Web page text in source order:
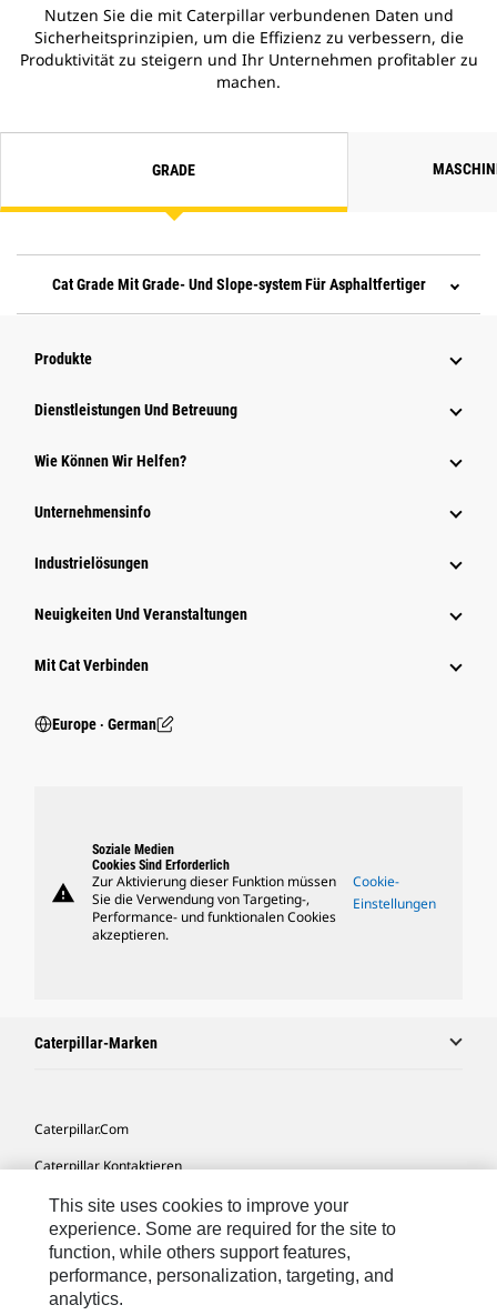
Nutzen Sie die mit Caterpillar verbundenen Daten und
Sicherheitsprinzipien, um die Effizienz zu verbessern, die
Produktivität zu steigern und Ihr Unternehmen profitabler zu
machen.
GRADE
Cat Grade Mit Grade- Und Slope-system Für Asphaltfertiger
Produkte
Dienstleistungen Und Betreuung
Wie Können Wir Helfen?
Unternehmensinfo
Industrielösungen
Neuigkeiten Und Veranstaltungen
Mit Cat Verbinden
Europe ‧ German
warning
Soziale Medien
Cookies Sind Erforderlich
Zur Aktivierung dieser Funktion müssen
Sie die Verwendung von Targeting-,
Performance- und funktionalen Cookies
akzeptieren.
Cookie-
Einstellungen
Caterpillar-Marken
Caterpillar.com
Caterpillar Kontaktieren
Meine Marketing-Präferenzen
Seitenübersicht
Cookie Settings
This site uses cookies to improve your
experience. Some are required for the site to
function, while others support features,
performance, personalization, targeting, and
analytics.